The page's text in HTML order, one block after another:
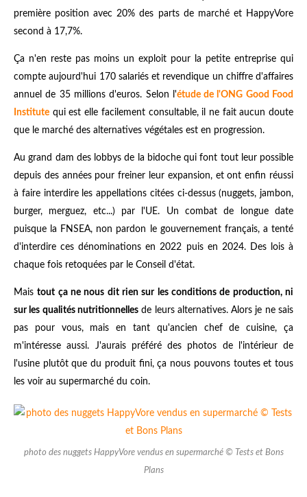
première position avec 20% des parts de marché et HappyVore
second à 17,7%.
Ça n'en reste pas moins un exploit pour la petite entreprise qui
compte aujourd'hui 170 salariés et revendique un chiffre d'affaires
annuel de 35 millions d'euros. Selon l'étude de l'ONG Good Food
Institute qui est elle facilement consultable, il ne fait aucun doute
que le marché des alternatives végétales est en progression.
Au grand dam des lobbys de la bidoche qui font tout leur possible
depuis des années pour freiner leur expansion, et ont enfin réussi
à faire interdire les appellations citées ci-dessus (nuggets, jambon,
burger, merguez, etc...) par l'UE. Un combat de longue date
puisque la FNSEA, non pardon le gouvernement français, a tenté
d'interdire ces dénominations en 2022 puis en 2024. Des lois à
chaque fois retoquées par le Conseil d'état.
Maistout ça ne nous dit rien sur les conditions de production, ni
sur les qualités nutritionnellesde leurs alternatives. Alors je ne sais
pas pour vous, mais en tant qu'ancien chef de cuisine, ça
m'intéresse aussi. J'aurais préféré des photos de l'intérieur de
l'usine plutôt que du produit fini, ça nous pouvons toutes et tous
les voir au supermarché du coin.
photo des nuggets HappyVore vendus en supermarché © Tests et Bons
Plans